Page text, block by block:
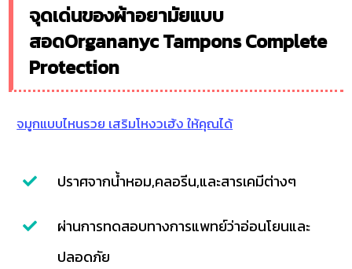
จุดเด่นของผ้าอยามัยแบบ
สอดOrgananyc Tampons Complete
Protection
จมูกแบบไหนรวย เสริมโหงวเฮ้ง ให้คุณได้
ปราศจากน้ำหอม,คลอรีน,และสารเคมีต่างๆ
ผ่านการทดสอบทางการแพทย์ว่าอ่อนโยนและ
ปลอดภัย